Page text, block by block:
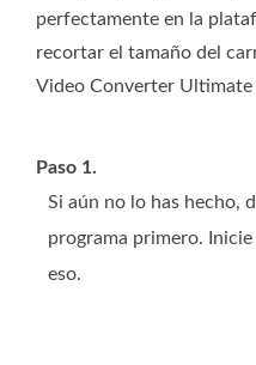
perfectamente en la
recortar el tamaño del
Video Converter Ultimate
Paso 1.
Si aún no lo has hecho,
programa primero.
eso.